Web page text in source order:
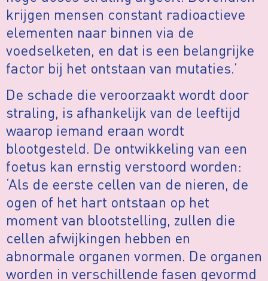
krijgen mensen constant radioactieve
elementen naar binnen via de
voedselketen, en dat is een belangrijke
factor bij het ontstaan van mutaties.’
De schade die veroorzaakt wordt door
straling, is afhankelijk van de leeftijd
waarop iemand eraan wordt
blootgesteld. De ontwikkeling van een
foetus kan ernstig verstoord worden:
‘Als de eerste cellen van de nieren, de
ogen of het hart ontstaan op het
moment van blootstelling, zullen die
cellen afwijkingen hebben en
abnormale organen vormen. De organen
worden in verschillende fasen gevormd